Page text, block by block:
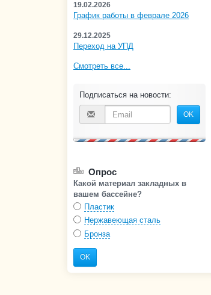
19.02.2026
График работы в феврале 2026
29.12.2025
Переход на УПД
Смотреть все...
Подписаться на новости:
OK
Опрос
Какой материал закладных в
вашем бассейне?
Пластик
Нержавеющая сталь
Бронза
OK